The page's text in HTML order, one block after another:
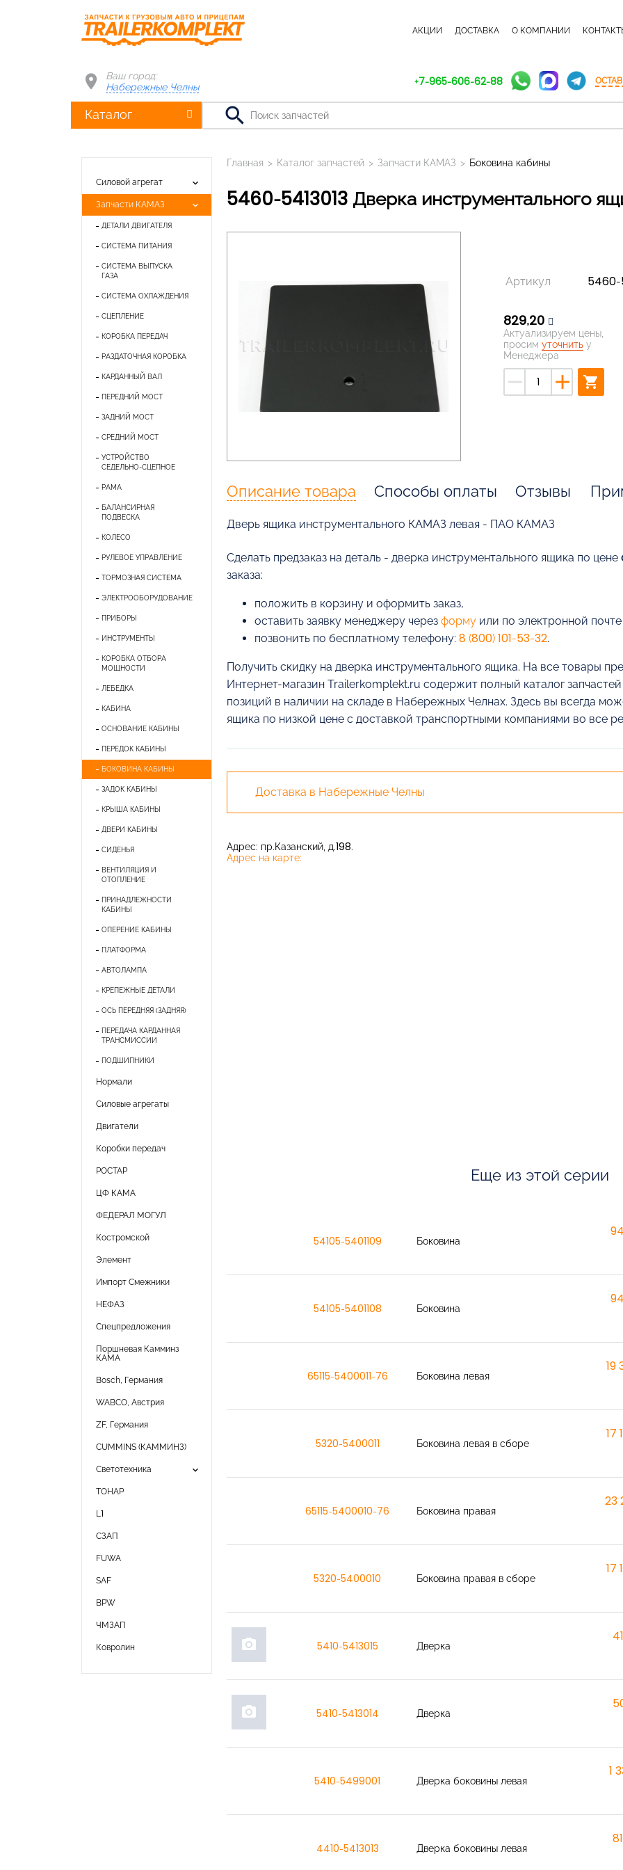
АКЦИИ ДОСТАВКА О КОМПАНИИ
Ваш город:
Набережные Челны
+7-965-606-62-88
Каталог search
Силовой агрегат keyboard_arrow_down
Запчасти КАМАЗ keyboard_arrow_down
ДЕТАЛИ ДВИГАТЕЛЯ
СИСТЕМА ПИТАНИЯ
СИСТЕМА ВЫПУСКА
ГАЗА
СИСТЕМА ОХЛАЖДЕНИЯ
СЦЕПЛЕНИЕ
КОРОБКА ПЕРЕДАЧ
РАЗДАТОЧНАЯ КОРОБКА
КАРДАННЫЙ ВАЛ
ПЕРЕДНИЙ МОСТ
ЗАДНИЙ МОСТ
СРЕДНИЙ МОСТ
УСТРОЙСТВО
СЕДЕЛЬНО-СЦЕПНОЕ
РАМА
БАЛАНСИРНАЯ
ПОДВЕСКА
КОЛЕСО
РУЛЕВОЕ УПРАВЛЕНИЕ
ТОРМОЗНАЯ СИСТЕМА
ЭЛЕКТРООБОРУДОВАНИЕ
ПРИБОРЫ
ИНСТРУМЕНТЫ
КОРОБКА ОТБОРА
МОЩНОСТИ
ЛЕБЕДКА
КАБИНА
ОСНОВАНИЕ КАБИНЫ
ПЕРЕДОК КАБИНЫ
БОКОВИНА КАБИНЫ
ЗАДОК КАБИНЫ
КРЫША КАБИНЫ
ДВЕРИ КАБИНЫ
СИДЕНЬЯ
ВЕНТИЛЯЦИЯ И
ОТОПЛЕНИЕ
ПРИНАДЛЕЖНОСТИ
КАБИНЫ
ОПЕРЕНИЕ КАБИНЫ
ПЛАТФОРМА
АВТОЛАМПА
КРЕПЕЖНЫЕ ДЕТАЛИ
ОСЬ ПЕРЕДНЯЯ (ЗАДНЯЯ)
ПЕРЕДАЧА КАРДАННАЯ
ТРАНСМИССИИ
ПОДШИПНИКИ
Нормали
Силовые агрегаты
Двигатели
Коробки передач
РОСТАР
ЦФ КАМА
ФЕДЕРАЛ МОГУЛ
Костромской
Элемент
Импорт Смежники
НЕФАЗ
Спецпредложения
Поршневая Камминз
КАМА
Bosch, Германия
WABCO, Австрия
ZF, Германия
CUMMINS (КАММИНЗ)
Светотехника keyboard_arrow_down
ТОНАР
L1
СЗАП
FUWA
SAF
BPW
ЧМЗАП
Ковролин
Главная > Каталог запчастей > Запчасти КАМАЗ > Боковина кабины
5460-5413013 Дверка инструментального
Артикул 5460-
829,20
Актуализируем цены,
просим уточнитьу
Менеджера
remove add shopping_cart
Описание товара Способы оплаты Отзывы
Дверь ящика инструментального КАМАЗ левая - ПАО КАМАЗ
Cделать предзаказ на деталь - дверка инструментального ящика по цене
заказа:
положить в корзину и оформить заказ,
оставить заявку менеджеру через формуили по электронной почте
позвонить по бесплатному телефону: 8 (800) 101-53-32.
Получить скидку на дверка инструментального ящика. На все товары
Интернет-магазин Trailerkomplekt.ru содержит полный каталог
позиций в наличии на складе в Набережных Челнах. Здесь вы всегда
ящика по низкой цене с доставкой транспортными компаниями во все
Доставка в Набережные Челны
Адрес: пр.Казанский, д.198.
Адрес на карте:
Еще из этой серии
54105-5401109 Боковина
54105-5401108 Боковина
65115-5400011-76 Боковина левая
19
5320-5400011 Боковина левая в сборе
17
65115-5400010-76 Боковина правая
23
5320-5400010 Боковина правая в сборе
17
photo_camera 5410-5413015 Дверка
photo_camera 5410-5413014 Дверка
5410-5499001 Дверка боковины левая
1
4410-5413013 Дверка боковины левая